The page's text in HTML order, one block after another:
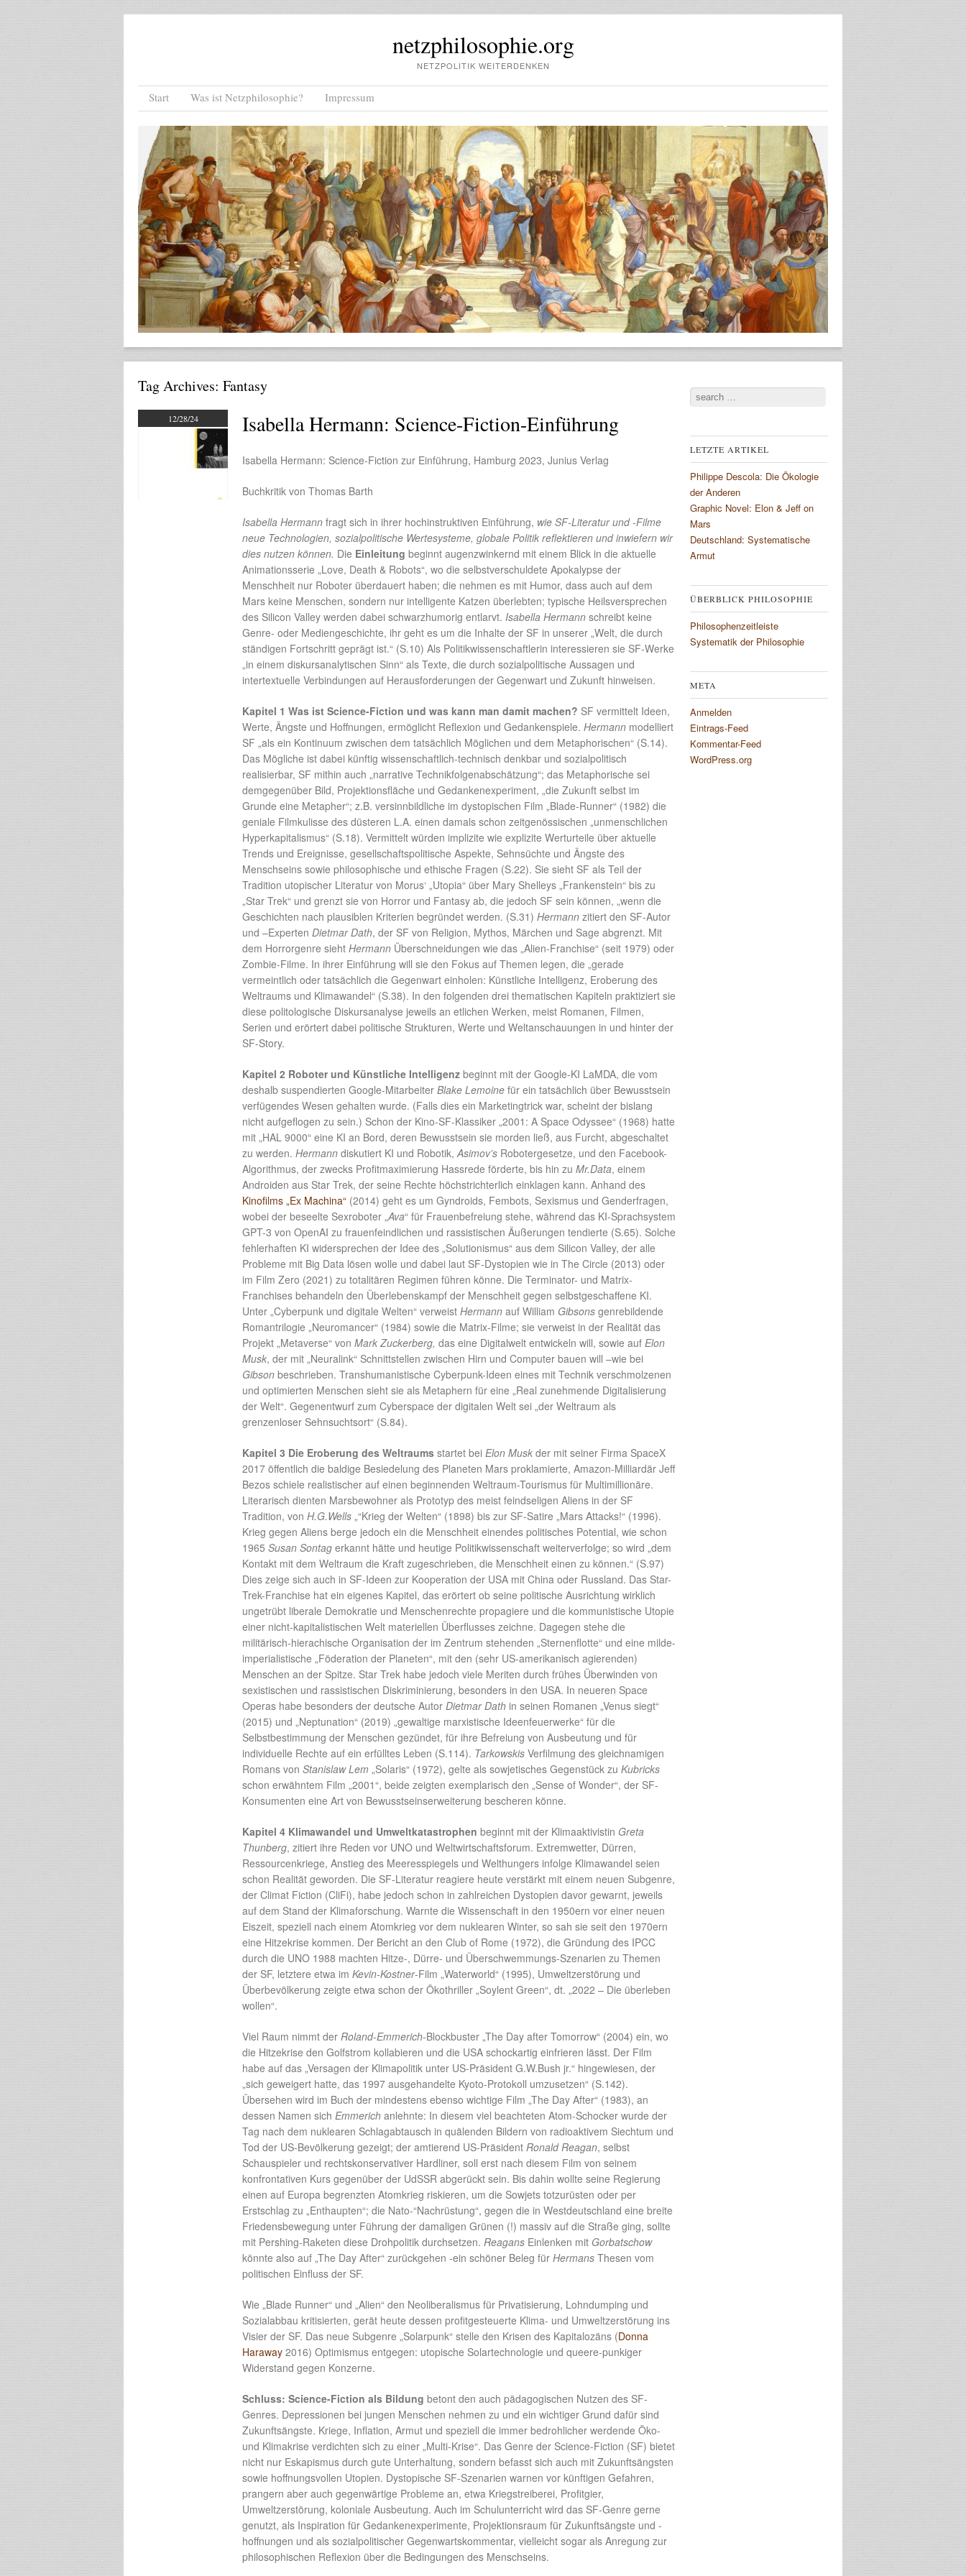
netzphilosophie.org
NETZPOLITIK WEITERDENKEN
Menu
Skip to content
Start Was ist Netzphilosophie? Impressum
Tag Archives: Fantasy
12/28/24 Isabella Hermann: Science-Fiction-Einführung
Isabella Hermann: Science-Fiction zur Einführung, Hamburg 2023, Junius Verlag
Buchkritik von Thomas Barth
Isabella Hermann fragt sich in ihrer hochinstruktiven Einführung, wie SF-Literatur und -Filme
neue Technologien, sozialpolitische Wertesysteme, globale Politik reflektieren und inwiefern wir
dies nutzen können. Die Einleitung beginnt augenzwinkernd mit einem Blick in die aktuelle
Animationsserie „Love, Death & Robots“, wo die selbstverschuldete Apokalypse der
Menschheit nur Roboter überdauert haben; die nehmen es mit Humor, dass auch auf dem
Mars keine Menschen, sondern nur intelligente Katzen überlebten; typische Heilsversprechen
des Silicon Valley werden dabei schwarzhumorig entlarvt. Isabella Hermann schreibt keine
Genre- oder Mediengeschichte, ihr geht es um die Inhalte der SF in unserer „Welt, die durch
ständigen Fortschritt geprägt ist.“ (S.10) Als Politikwissenschaftlerin interessieren sie SF-Werke
„in einem diskursanalytischen Sinn“ als Texte, die durch sozialpolitische Aussagen und
intertextuelle Verbindungen auf Herausforderungen der Gegenwart und Zukunft hinweisen.
Kapitel 1 Was ist Science-Fiction und was kann man damit machen? SF vermittelt Ideen,
Werte, Ängste und Hoffnungen, ermöglicht Reflexion und Gedankenspiele. Hermann modelliert
SF „als ein Kontinuum zwischen dem tatsächlich Möglichen und dem Metaphorischen“ (S.14).
Das Mögliche ist dabei künftig wissenschaftlich-technisch denkbar und sozialpolitisch
realisierbar, SF mithin auch „narrative Technikfolgenabschätzung“; das Metaphorische sei
demgegenüber Bild, Projektionsfläche und Gedankenexperiment, „die Zukunft selbst im
Grunde eine Metapher“; z.B. versinnbildliche im dystopischen Film „Blade-Runner“ (1982) die
geniale Filmkulisse des düsteren L.A. einen damals schon zeitgenössischen „unmenschlichen
Hyperkapitalismus“ (S.18). Vermittelt würden implizite wie explizite Werturteile über aktuelle
Trends und Ereignisse, gesellschaftspolitische Aspekte, Sehnsüchte und Ängste des
Menschseins sowie philosophische und ethische Fragen (S.22). Sie sieht SF als Teil der
Tradition utopischer Literatur von Morus‘ „Utopia“ über Mary Shelleys „Frankenstein“ bis zu
„Star Trek“ und grenzt sie von Horror und Fantasy ab, die jedoch SF sein können, „wenn die
Geschichten nach plausiblen Kriterien begründet werden. (S.31) Hermann zitiert den SF-Autor
und –Experten Dietmar Dath, der SF von Religion, Mythos, Märchen und Sage abgrenzt. Mit
dem Horrorgenre sieht Hermann Überschneidungen wie das „Alien-Franchise“ (seit 1979) oder
Zombie-Filme. In ihrer Einführung will sie den Fokus auf Themen legen, die „gerade
vermeintlich oder tatsächlich die Gegenwart einholen: Künstliche Intelligenz, Eroberung des
Weltraums und Klimawandel“ (S.38). In den folgenden drei thematischen Kapiteln praktiziert sie
diese politologische Diskursanalyse jeweils an etlichen Werken, meist Romanen, Filmen,
Serien und erörtert dabei politische Strukturen, Werte und Weltanschauungen in und hinter der
SF-Story.
Kapitel 2 Roboter und Künstliche Intelligenz beginnt mit der Google-KI LaMDA, die vom
deshalb suspendierten Google-Mitarbeiter Blake Lemoine für ein tatsächlich über Bewusstsein
verfügendes Wesen gehalten wurde. (Falls dies ein Marketingtrick war, scheint der bislang
nicht aufgeflogen zu sein.) Schon der Kino-SF-Klassiker „2001: A Space Odyssee“ (1968) hatte
mit „HAL 9000“ eine KI an Bord, deren Bewusstsein sie morden ließ, aus Furcht, abgeschaltet
zu werden. Hermann diskutiert KI und Robotik,Asimov’s Robotergesetze, und den Facebook-
Algorithmus, der zwecks Profitmaximierung Hassrede förderte, bis hin zu Mr.Data, einem
Androiden aus Star Trek, der seine Rechte höchstrichterlich einklagen kann. Anhand des
Kinofilms „Ex Machina“ (2014) geht es um Gyndroids, Fembots, Sexismus und Genderfragen,
wobei der beseelte Sexroboter „Ava“ für Frauenbefreiung stehe, während das KI-Sprachsystem
GPT-3 von OpenAI zu frauenfeindlichen und rassistischen Äußerungen tendierte (S.65). Solche
fehlerhaften KI widersprechen der Idee des „Solutionismus“ aus dem Silicon Valley, der alle
Probleme mit Big Data lösen wolle und dabei laut SF-Dystopien wie in The Circle (2013) oder
im Film Zero (2021) zu totalitären Regimen führen könne. Die Terminator- und Matrix-
Franchises behandeln den Überlebenskampf der Menschheit gegen selbstgeschaffene KI.
Unter „Cyberpunk und digitale Welten“ verweist Hermann auf William Gibsons genrebildende
Romantrilogie „Neuromancer“ (1984) sowie die Matrix-Filme; sie verweist in der Realität das
Projekt „Metaverse“ von Mark Zuckerberg, das eine Digitalwelt entwickeln will, sowie auf Elon
Musk, der mit „Neuralink“ Schnittstellen zwischen Hirn und Computer bauen will –wie bei
Gibson beschrieben. Transhumanistische Cyberpunk-Ideen eines mit Technik verschmolzenen
und optimierten Menschen sieht sie als Metaphern für eine „Real zunehmende Digitalisierung
der Welt“. Gegenentwurf zum Cyberspace der digitalen Welt sei „der Weltraum als
grenzenloser Sehnsuchtsort“ (S.84).
Kapitel 3 Die Eroberung des Weltraums startet bei Elon Musk der mit seiner Firma SpaceX
2017 öffentlich die baldige Besiedelung des Planeten Mars proklamierte, Amazon-Milliardär Jeff
Bezos schiele realistischer auf einen beginnenden Weltraum-Tourismus für Multimillionäre.
Literarisch dienten Marsbewohner als Prototyp des meist feindseligen Aliens in der SF
Tradition, von H.G.Wells „“Krieg der Welten“ (1898) bis zur SF-Satire „Mars Attacks!“ (1996).
Krieg gegen Aliens berge jedoch ein die Menschheit einendes politisches Potential, wie schon
1965 Susan Sontag erkannt hätte und heutige Politikwissenschaft weiterverfolge; so wird „dem
Kontakt mit dem Weltraum die Kraft zugeschrieben, die Menschheit einen zu können.“ (S.97)
Dies zeige sich auch in SF-Ideen zur Kooperation der USA mit China oder Russland. Das Star-
Trek-Franchise hat ein eigenes Kapitel, das erörtert ob seine politische Ausrichtung wirklich
ungetrübt liberale Demokratie und Menschenrechte propagiere und die kommunistische Utopie
einer nicht-kapitalistischen Welt materiellen Überflusses zeichne. Dagegen stehe die
militärisch-hierachische Organisation der im Zentrum stehenden „Sternenflotte“ und eine milde-
imperialistische „Föderation der Planeten“, mit den (sehr US-amerikanisch agierenden)
Menschen an der Spitze. Star Trek habe jedoch viele Meriten durch frühes Überwinden von
sexistischen und rassistischen Diskriminierung, besonders in den USA. In neueren Space
Operas habe besonders der deutsche Autor Dietmar Dath in seinen Romanen „Venus siegt“
(2015) und „Neptunation“ (2019) „gewaltige marxistische Ideenfeuerwerke“ für die
Selbstbestimmung der Menschen gezündet, für ihre Befreiung von Ausbeutung und für
individuelle Rechte auf ein erfülltes Leben (S.114). Tarkowskis Verfilmung des gleichnamigen
Romans von Stanislaw Lem „Solaris“ (1972), gelte als sowjetisches Gegenstück zu Kubricks
schon erwähntem Film „2001“, beide zeigten exemplarisch den „Sense of Wonder“, der SF-
Konsumenten eine Art von Bewusstseinserweiterung bescheren könne.
Kapitel 4 Klimawandel und Umweltkatastrophen beginnt mit der Klimaaktivistin Greta
Thunberg, zitiert ihre Reden vor UNO und Weltwirtschaftsforum. Extremwetter, Dürren,
Ressourcenkriege, Anstieg des Meeresspiegels und Welthungers infolge Klimawandel seien
schon Realität geworden. Die SF-Literatur reagiere heute verstärkt mit einem neuen Subgenre,
der Climat Fiction (CliFi), habe jedoch schon in zahlreichen Dystopien davor gewarnt, jeweils
auf dem Stand der Klimaforschung. Warnte die Wissenschaft in den 1950ern vor einer neuen
Eiszeit, speziell nach einem Atomkrieg vor dem nuklearen Winter, so sah sie seit den 1970ern
eine Hitzekrise kommen. Der Bericht an den Club of Rome (1972), die Gründung des IPCC
durch die UNO 1988 machten Hitze-, Dürre- und Überschwemmungs-Szenarien zu Themen
der SF, letztere etwa im Kevin-Kostner-Film „Waterworld“ (1995), Umweltzerstörung und
Überbevölkerung zeigte etwa schon der Ökothriller „Soylent Green“, dt. „2022 – Die überleben
wollen“.
Viel Raum nimmt der Roland-Emmerich-Blockbuster „The Day after Tomorrow“ (2004) ein, wo
die Hitzekrise den Golfstrom kollabieren und die USA schockartig einfrieren lässt. Der Film
habe auf das „Versagen der Klimapolitik unter US-Präsident G.W.Bush jr.“ hingewiesen, der
„sich geweigert hatte, das 1997 ausgehandelte Kyoto-Protokoll umzusetzen“ (S.142).
Übersehen wird im Buch der mindestens ebenso wichtige Film „The Day After“ (1983), an
dessen Namen sich Emmerich anlehnte: In diesem viel beachteten Atom-Schocker wurde der
Tag nach dem nuklearen Schlagabtausch in quälenden Bildern von radioaktivem Siechtum und
Tod der US-Bevölkerung gezeigt; der amtierend US-Präsident Ronald Reagan, selbst
Schauspieler und rechtskonservativer Hardliner, soll erst nach diesem Film von seinem
konfrontativen Kurs gegenüber der UdSSR abgerückt sein. Bis dahin wollte seine Regierung
einen auf Europa begrenzten Atomkrieg riskieren, um die Sowjets totzurüsten oder per
Erstschlag zu „Enthaupten“; die Nato-“Nachrüstung“, gegen die in Westdeutschland eine breite
Friedensbewegung unter Führung der damaligen Grünen (!) massiv auf die Straße ging, sollte
mit Pershing-Raketen diese Drohpolitik durchsetzen. Reagans Einlenken mit Gorbatschow
könnte also auf „The Day After“ zurückgehen -ein schöner Beleg für Hermans Thesen vom
politischen Einfluss der SF.
Wie „Blade Runner“ und „Alien“ den Neoliberalismus für Privatisierung, Lohndumping und
Sozialabbau kritisierten, gerät heute dessen profitgesteuerte Klima- und Umweltzerstörung ins
Visier der SF. Das neue Subgenre „Solarpunk“ stelle den Krisen des Kapitalozäns (Donna
Haraway 2016) Optimismus entgegen: utopische Solartechnologie und queere-punkiger
Widerstand gegen Konzerne.
Schluss: Science-Fiction als Bildung betont den auch pädagogischen Nutzen des SF-
Genres. Depressionen bei jungen Menschen nehmen zu und ein wichtiger Grund dafür sind
Zukunftsängste. Kriege, Inflation, Armut und speziell die immer bedrohlicher werdende Öko-
und Klimakrise verdichten sich zu einer „Multi-Krise“. Das Genre der Science-Fiction (SF) bietet
nicht nur Eskapismus durch gute Unterhaltung, sondern befasst sich auch mit Zukunftsängsten
sowie hoffnungsvollen Utopien. Dystopische SF-Szenarien warnen vor künftigen Gefahren,
prangern aber auch gegenwärtige Probleme an, etwa Kriegstreiberei, Profitgier,
Umweltzerstörung, koloniale Ausbeutung. Auch im Schulunterricht wird das SF-Genre gerne
genutzt, als Inspiration für Gedankenexperimente, Projektionsraum für Zukunftsängste und -
hoffnungen und als sozialpolitischer Gegenwartskommentar, vielleicht sogar als Anregung zur
philosophischen Reflexion über die Bedingungen des Menschseins.
Search
LETZTE ARTIKEL
Philippe Descola: Die Ökologie
der Anderen
Graphic Novel: Elon & Jeff on
Mars
Deutschland: Systematische
Armut
ÜBERBLICK PHILOSOPHIE
Philosophenzeitleiste
Systematik der Philosophie
META
Anmelden
Eintrags-Feed
Kommentar-Feed
WordPress.org